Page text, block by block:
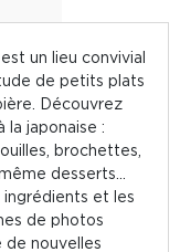
un lieu convivial
de petits plats
Découvrez
la japonaise :
brochettes,
desserts...
ingrédients et les
de photos
de nouvelles